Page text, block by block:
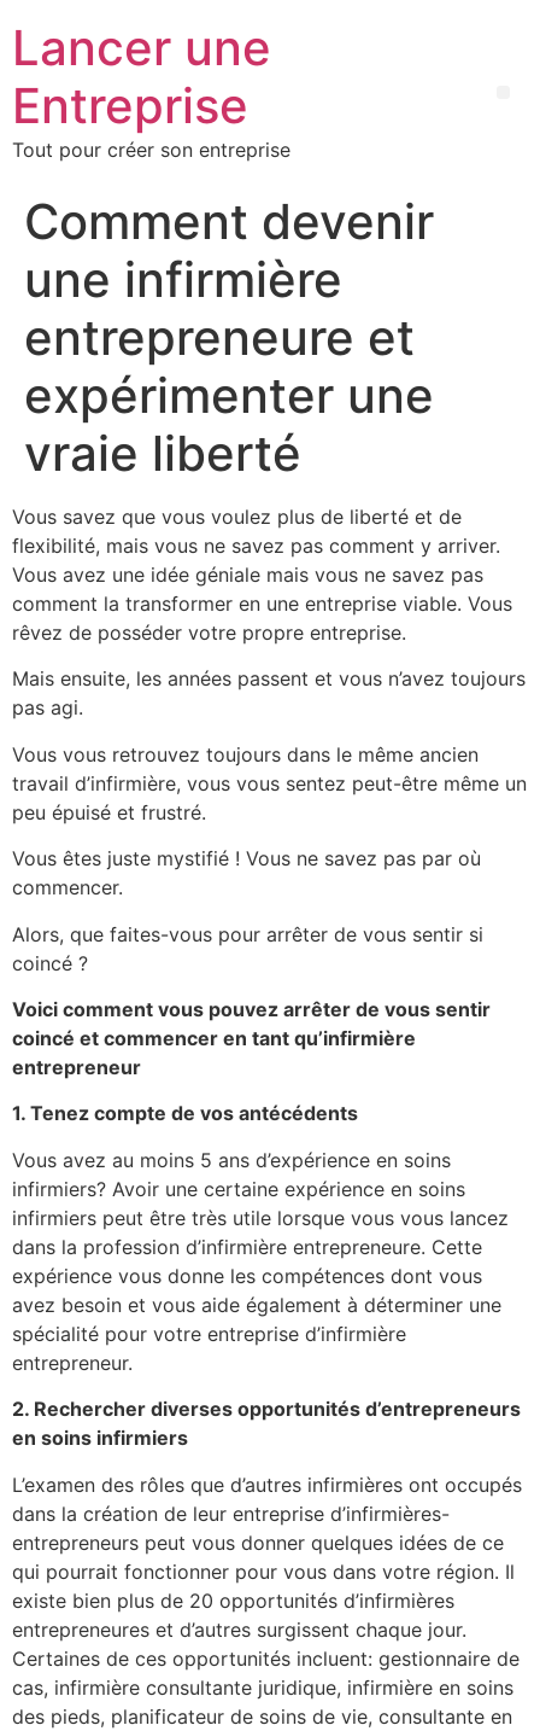
Lancer une
Entreprise
Tout pour créer son entreprise
Comment devenir
une infirmière
entrepreneure et
expérimenter une
vraie liberté
Vous savez que vous voulez plus de liberté et de
flexibilité, mais vous ne savez pas comment y arriver.
Vous avez une idée géniale mais vous ne savez pas
comment la transformer en une entreprise viable. Vous
rêvez de posséder votre propre entreprise.
Mais ensuite, les années passent et vous n’avez toujours
pas agi.
Vous vous retrouvez toujours dans le même ancien
travail d’infirmière, vous vous sentez peut-être même un
peu épuisé et frustré.
Vous êtes juste mystifié ! Vous ne savez pas par où
commencer.
Alors, que faites-vous pour arrêter de vous sentir si
coincé ?
Voici comment vous pouvez arrêter de vous sentir
coincé et commencer en tant qu’infirmière
entrepreneur
1. Tenez compte de vos antécédents
Vous avez au moins 5 ans d’expérience en soins
infirmiers? Avoir une certaine expérience en soins
infirmiers peut être très utile lorsque vous vous lancez
dans la profession d’infirmière entrepreneure. Cette
expérience vous donne les compétences dont vous
avez besoin et vous aide également à déterminer une
spécialité pour votre entreprise d’infirmière
entrepreneur.
2. Rechercher diverses opportunités d’entrepreneurs
en soins infirmiers
L’examen des rôles que d’autres infirmières ont occupés
dans la création de leur entreprise d’infirmières-
entrepreneurs peut vous donner quelques idées de ce
qui pourrait fonctionner pour vous dans votre région. Il
existe bien plus de 20 opportunités d’infirmières
entrepreneures et d’autres surgissent chaque jour.
Certaines de ces opportunités incluent: gestionnaire de
cas, infirmière consultante juridique, infirmière en soins
des pieds, planificateur de soins de vie, consultante en